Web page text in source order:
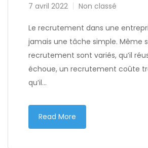
7 avril 2022 Non classé
Le recrutement dans une
jamais une tâche simple. Même
recrutement sont variés, qu’il
échoue, un recrutement coûte
qu’il…
Read More